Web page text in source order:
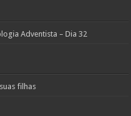
Adventista – Dia 32
filhas